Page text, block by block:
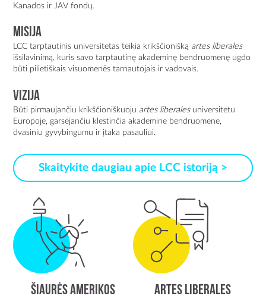
Kanados ir JAV fondų.
Misija
LCC tarptautinis universitetas teikia krikščionišką artes liberales
išsilavinimą, kuris savo tarptautinę akademinę bendruomenę ugdo
būti pilietiškais visuomenės tarnautojais ir vadovais.
Vizija
Būti pirmaujančiu krikščioniškuoju artes liberalesuniversitetu
Europoje, garsėjančiu klestinčia akademine bendruomene,
dvasiniu gyvybingumu ir įtaka pasauliui.
Skaitykite daugiau apie LCC istoriją >
ŠIAURĖS AMERIKOS ARTES LIBERALES